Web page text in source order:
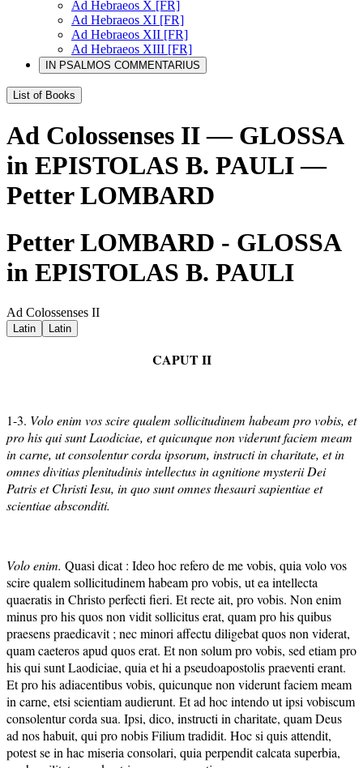
Ad Hebraeos X [FR]
Ad Hebraeos XI [FR]
Ad Hebraeos XII [FR]
Ad Hebraeos XIII [FR]
IN PSALMOS COMMENTARIUS
List of Books
Ad Colossenses II — GLOSSA
in EPISTOLAS B. PAULI —
Petter LOMBARD
Petter LOMBARD - GLOSSA
in EPISTOLAS B. PAULI
Ad Colossenses II
Latin Latin
CAPUT II
1-3. Volo enim vos scire qualem sollicitudinem habeam pro vobis, et
pro his qui sunt Laodiciae, et quicunque non viderunt faciem meam
in carne, ut consolentur corda ipsorum, instructi in charitate, et in
omnes divitias plenitudinis intellectus in agnitione mysterii Dei
Patris et Christi Iesu, in quo sunt omnes thesauri sapientiae et
scientiae absconditi.
Volo enim. Quasi dicat : Ideo hoc refero de me vobis, quia volo vos
scire qualem sollicitudinem habeam pro vobis, ut ea intellecta
quaeratis in Christo perfecti fieri. Et recte ait, pro vobis. Non enim
minus pro his quos non vidit sollicitus erat, quam pro his quibus
praesens praedicavit ; nec minori affectu diligebat quos non viderat,
quam caeteros apud quos erat. Et non solum pro vobis, sed etiam pro
his qui sunt Laodiciae, quia et hi a pseudoapostolis praeventi erant.
Et pro his adiacentibus vobis, quicunque non viderunt faciem meam
in carne, etsi scientiam audierunt. Et ad hoc intendo ut ipsi vobiscum
consolentur corda sua. Ipsi, dico, instructi in charitate, quam Deus
ad nos habuit, qui pro nobis Filium tradidit. Hoc si quis attendit,
potest se in hac miseria consolari, quia perpendit calcata superbia,